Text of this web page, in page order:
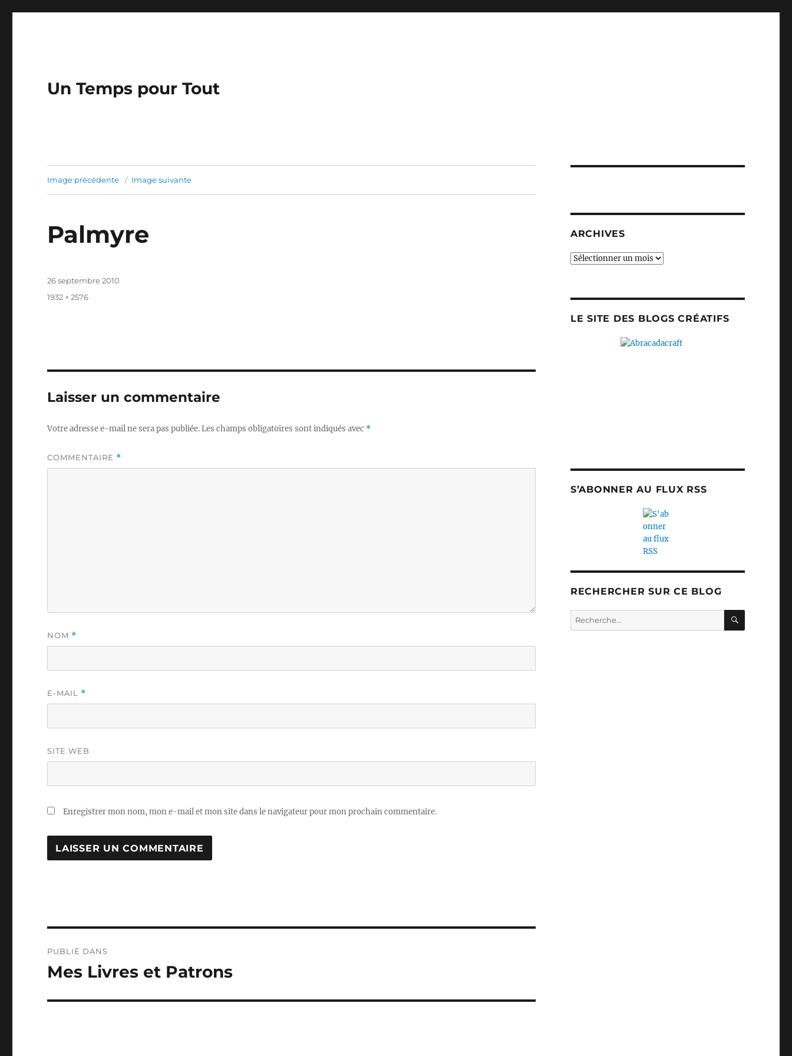
Un Temps pour Tout
Image précédente Image suivante
Palmyre
Publié
26 septembre 2010
Taille
1932 × 2576
Laisser un commentaire
Votre adresse e-mail ne sera pas publiée.Les champs obligatoires sont indiqués avec *
COMMENTAIRE *
NOM *
E-MAIL *
SITE WEB
Enregistrer mon nom, mon e-mail et mon site dans le navigateur pour mon prochain commentaire.
de
PUBLIÉ DANS
Mes Livres et Patrons
ARCHIVES
Archives
LE SITE DES BLOGS CRÉATIFS
S’ABONNER AU FLUX RSS
RECHERCHER SUR CE BLOG
Recherche
pour :